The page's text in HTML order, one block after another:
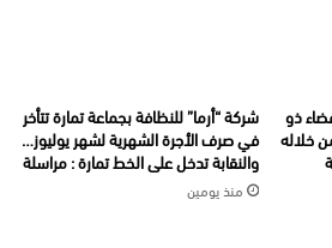
ذو
خلاله
شركة “أرما” للنظافة بجماعة تمارة تتأخر
في صرف الأجرة الشهرية لشهر يوليوز…
والنقابة تدخل على الخط تمارة : مراسلة
منذ يومين